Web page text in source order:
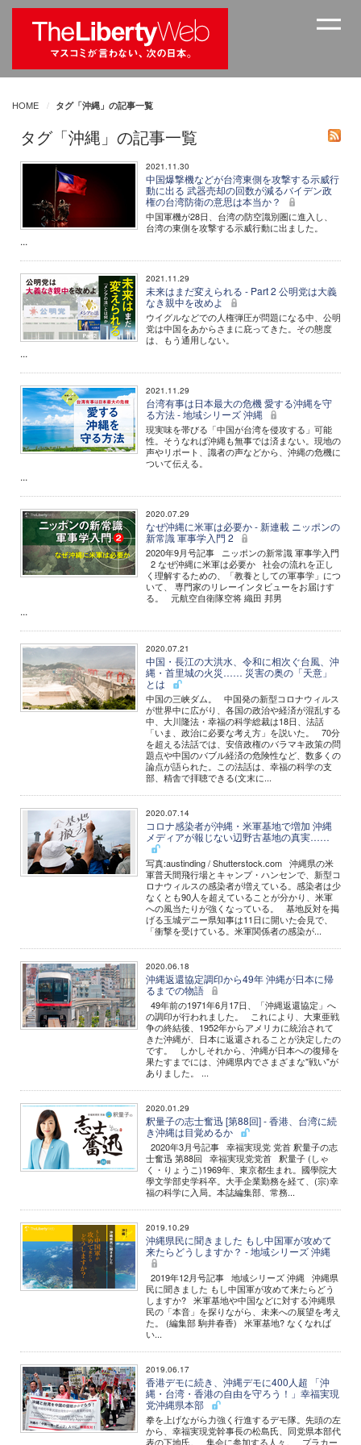
HOME タグ「沖縄」の記事一覧
タグ「沖縄」の記事一覧
2021.11.30
中国爆撃機などが台湾東側を攻撃する示威行
動に出る 武器売却の回数が減るバイデン政
権の台湾防衛の意思は本当か？
中国軍機が28日、台湾の防空識別圏に進入し、
台湾の東側を攻撃する示威行動に出ました。
...
2021.11.29
未来はまだ変えられる - Part 2 公明党は大義
なき親中を改めよ
ウイグルなどでの人権弾圧が問題になる中、公明
党は中国をあからさまに庇ってきた。その態度
は、もう通用しない。
...
2021.11.29
台湾有事は日本最大の危機 愛する沖縄を守
る方法 - 地域シリーズ 沖縄
現実味を帯びる「中国が台湾を侵攻する」可能
性。そうなれば沖縄も無事では済まない。現地の
声やリポート、識者の声などから、沖縄の危機に
ついて伝える。
...
2020.07.29
なぜ沖縄に米軍は必要か - 新連載 ニッポンの
新常識 軍事学入門 2
2020年9月号記事 ニッポンの新常識 軍事学入門
2 なぜ沖縄に米軍は必要か 社会の流れを正し
く理解するための、「教養としての軍事学」につ
いて、 専門家のリレーインタビューをお届けす
る。 元航空自衛隊空将 織田 邦男
...
2020.07.21
中国・長江の大洪水、令和に相次ぐ台風、沖
縄・首里城の火災…… 災害の奥の「天意」
とは
中国の三峡ダム。 中国発の新型コロナウィルス
が世界中に広がり、各国の政治や経済が混乱する
中、大川隆法・幸福の科学総裁は18日、法話
「いま、政治に必要な考え方」を説いた。 70分
を超える法話では、安倍政権のバラマキ政策の問
題点や中国のバブル経済の危険性など、数多くの
論点が語られた。この法話は、幸福の科学の支
部、精舎で拝聴できる(文末に...
2020.07.14
コロナ感染者が沖縄・米軍基地で増加 沖縄
メディアが報じない辺野古基地の真実……
写真:austinding / Shutterstock.com 沖縄県の米
軍普天間飛行場とキャンプ・ハンセンで、新型コ
ロナウィルスの感染者が増えている。感染者は少
なくとも90人を超えていることが分かり、米軍
への風当たりが強くなっている。 基地反対を掲
げる玉城デニー県知事は11日に開いた会見で、
「衝撃を受けている。米軍関係者の感染が...
2020.06.18
沖縄返還協定調印から49年 沖縄が日本に帰
るまでの物語
49年前の1971年6月17日、「沖縄返還協定」へ
の調印が行われました。 これにより、大東亜戦
争の終結後、1952年からアメリカに統治されて
きた沖縄が、日本に返還されることが決定したの
です。 しかしそれから、沖縄が日本への復帰を
果たすまでには、沖縄県内でさまざまな"戦い"が
ありました。 ...
2020.01.29
釈量子の志士奮迅 [第88回] - 香港、台湾に続
き沖縄は目覚めるか
2020年3月号記事 幸福実現党 党首 釈量子の志
士奮迅 第88回 幸福実現党党首 釈量子 (しゃ
く・りょうこ)1969年、東京都生まれ。國學院大
學文学部史学科卒。大手企業勤務を経て、(宗)幸
福の科学に入局。本誌編集部、常務...
2019.10.29
沖縄県民に聞きました もし中国軍が攻めて
来たらどうしますか？ - 地域シリーズ 沖縄
2019年12月号記事 地域シリーズ 沖縄 沖縄県
民に聞きました もし中国軍が攻めて来たらどう
しますか? 米軍基地や中国などに対する沖縄県
民の「本音」を探りながら、未来への展望を考え
た。 (編集部 駒井春香) 米軍基地? なくなれば
い...
2019.06.17
香港デモに続き、沖縄デモに400人超 「沖
縄・台湾・香港の自由を守ろう！」幸福実現
党沖縄県本部
拳を上げながら力強く行進するデモ隊。先頭の左
から、幸福実現党幹事長の松島氏、同党県本部代
表の下地氏。 集会に参加する人々。 プラカー